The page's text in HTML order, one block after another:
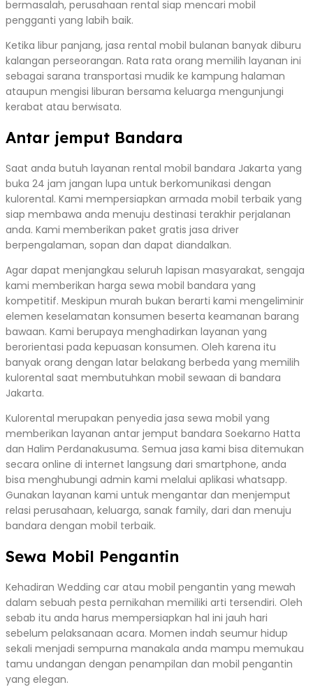
bermasalah, perusahaan rental siap mencari mobil
pengganti yang labih baik.
Ketika libur panjang, jasa rental mobil bulanan banyak diburu
kalangan perseorangan. Rata rata orang memilih layanan ini
sebagai sarana transportasi mudik ke kampung halaman
ataupun mengisi liburan bersama keluarga mengunjungi
kerabat atau berwisata.
Antar jemput Bandara
Saat anda butuh layanan rental mobil bandara Jakarta yang
buka 24 jam jangan lupa untuk berkomunikasi dengan
kulorental. Kami mempersiapkan armada mobil terbaik yang
siap membawa anda menuju destinasi terakhir perjalanan
anda. Kami memberikan paket gratis jasa driver
berpengalaman, sopan dan dapat diandalkan.
Agar dapat menjangkau seluruh lapisan masyarakat, sengaja
kami memberikan harga sewa mobil bandara yang
kompetitif. Meskipun murah bukan berarti kami mengeliminir
elemen keselamatan konsumen beserta keamanan barang
bawaan. Kami berupaya menghadirkan layanan yang
berorientasi pada kepuasan konsumen. Oleh karena itu
banyak orang dengan latar belakang berbeda yang memilih
kulorental saat membutuhkan mobil sewaan di bandara
Jakarta.
Kulorental merupakan penyedia jasa sewa mobil yang
memberikan layanan antar jemput bandara Soekarno Hatta
dan Halim Perdanakusuma. Semua jasa kami bisa ditemukan
secara online di internet langsung dari smartphone, anda
bisa menghubungi admin kami melalui aplikasi whatsapp.
Gunakan layanan kami untuk mengantar dan menjemput
relasi perusahaan, keluarga, sanak family, dari dan menuju
bandara dengan mobil terbaik.
Sewa Mobil Pengantin
Kehadiran Wedding car atau mobil pengantin yang mewah
dalam sebuah pesta pernikahan memiliki arti tersendiri. Oleh
sebab itu anda harus mempersiapkan hal ini jauh hari
sebelum pelaksanaan acara. Momen indah seumur hidup
sekali menjadi sempurna manakala anda mampu memukau
tamu undangan dengan penampilan dan mobil pengantin
yang elegan.